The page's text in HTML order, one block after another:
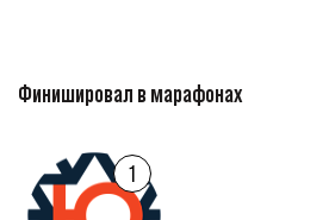
Финишировал в марафонах
1